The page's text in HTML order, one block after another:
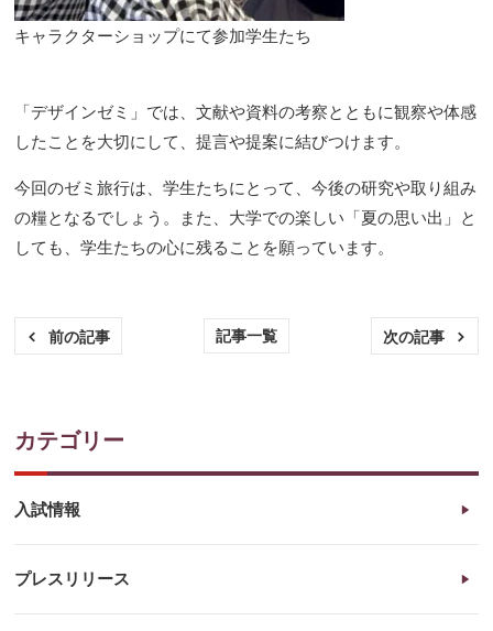
キャラクターショップにて参加学生たち
「デザインゼミ」では、文献や資料の考察とともに観察や体感
したことを大切にして、提言や提案に結びつけます。
今回のゼミ旅行は、学生たちにとって、今後の研究や取り組み
の糧となるでしょう。また、大学での楽しい「夏の思い出」と
しても、学生たちの心に残ることを願っています。
前の記事 記事一覧 次の記事
カテゴリー
入試情報
プレスリリース